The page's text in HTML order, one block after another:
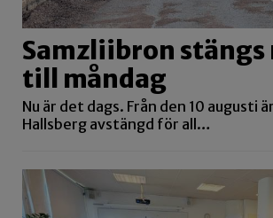
Samzliibron stängs
till måndag
Nu är det dags. Från den 10 augusti
Hallsberg avstängd för all…